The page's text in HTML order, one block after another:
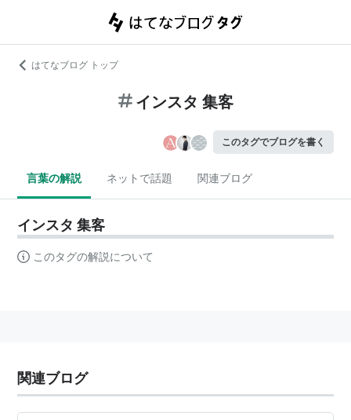
はてなブログ トップ
インスタ 集客
このタグでブログを書く
言葉の解説 ネットで話題 関連ブログ
インスタ 集客
このタグの解説について
関連ブログ